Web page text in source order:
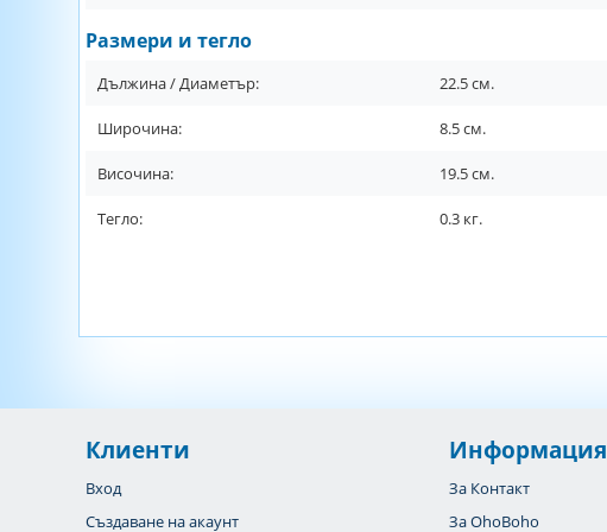
Размери и тегло
Дължина / Диаметър: 22.5см.
Широчина: 8.5см.
Височина: 19.5см.
Тегло: 0.3 кг.
Клиенти
Вход
Създаване на акаунт
Информация
За Контакт
За OhoBoho